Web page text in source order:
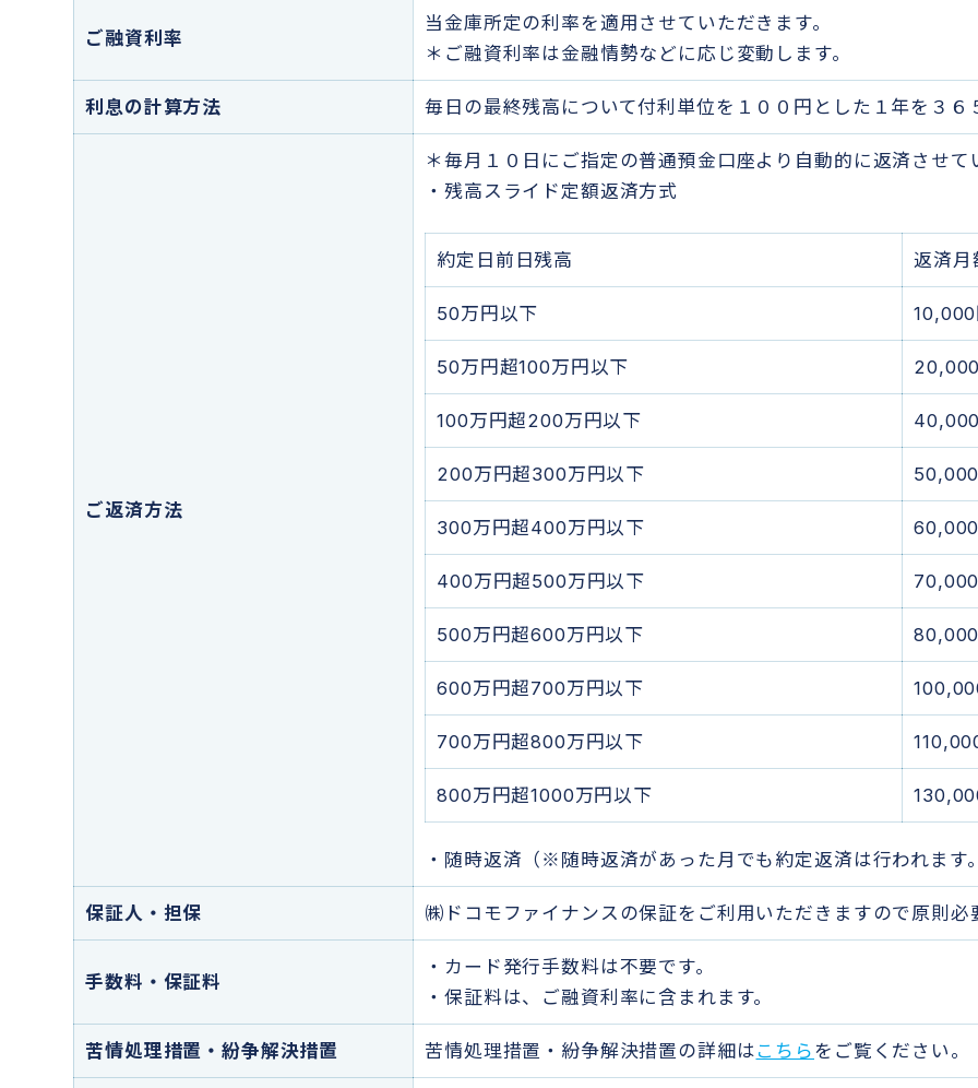
ご融資利率
当金庫所定の利率を適用させていただきます。
＊ご融資利率は金融情勢などに応じ変動します。
利息の計算方法 毎日の最終残高について付利単位を１００円とした１年を３６
ご返済方法
＊毎月１０日にご指定の普通預金口座より自動的に返済させて
・残高スライド定額返済方式
約定日前日残高 返済月
50万円以下 10,000
50万円超100万円以下
100万円超200万円以下
200万円超300万円以下
300万円超400万円以下
400万円超500万円以下
500万円超600万円以下
600万円超700万円以下
700万円超800万円以下
800万円超1000万円以下
・随時返済（※随時返済があった月でも約定返済は行われます
保証人・担保 ㈱ドコモファイナンスの保証をご利用いただきますので原則必
手数料・保証料
・カード発行手数料は不要です。
・保証料は、ご融資利率に含まれます。
苦情処理措置・紛争解決措置 苦情処理措置・紛争解決措置の詳細は こちら をご覧ください。